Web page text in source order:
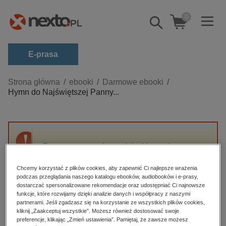
Pokaż/schowaj
wyszukiwarkę
0
E-prasa
Kategorie
Zobacz wszystkie E-prasa
budownictwo, aranżacja wnętrz
dzienniki
edukacja
hobby, sport, rozrywka
komputery, internet, technologie, informatyka
Strona główna ebooki
Darmowe ebooki
Hymn do Najświętszej Panny...
Przepraszamy, ale produkt „Hymn do
dostępny.
High-contrast mode
Polecane
Chcemy korzystać z plików cookies, aby zapewnić Ci najlepsze wrażenia
podczas przeglądania naszego katalogu ebooków, audiobooków i e-prasy,
dostarczać spersonalizowane rekomendacje oraz udostępniać Ci najnowsze
funkcje, które rozwijamy dzięki analizie danych i współpracy z naszymi
partnerami. Jeśli zgadzasz się na korzystanie ze wszystkich plików cookies,
kliknij „Zaakceptuj wszystkie”. Możesz również dostosować swoje
preferencje, klikając „Zmień ustawienia”. Pamiętaj, że zawsze możesz